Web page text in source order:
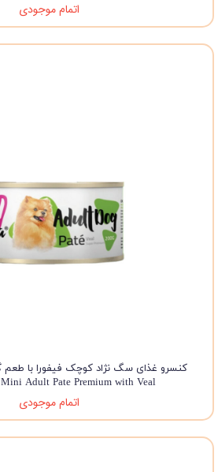
اتمام موجودی
Mini Adult Pate Premium with Veal وزن 100 گرم
اتمام موجودی